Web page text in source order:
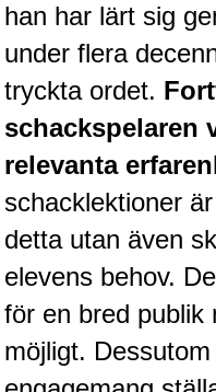
den spelformen ett steg i rätt
Idag börjar
ronden:GM Jonny Hector- GM
Hillarp Persson, GM Pia Cramling-
längesedan vi hade ett sådant
kämpar om Sverigemästartiteln.
status, och Tikkanen är säkert mätt
FM Erik Malmstig-IM Tommy
han har lärt sig
under flera
tryckta ordet.
schackspelaren
relevanta
schacklektioner
detta utan även
elevens behov.
för en bred publik
möjligt.